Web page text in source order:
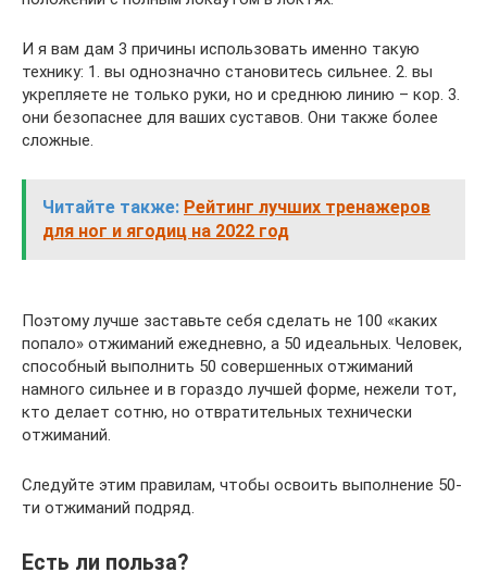
И я вам дам 3 причины использовать именно такую
технику: 1. вы однозначно становитесь сильнее. 2. вы
укрепляете не только руки, но и среднюю линию – кор. 3.
они безопаснее для ваших суставов. Они также более
сложные.
Читайте также: Рейтинг лучших тренажеров
для ног и ягодиц на 2022 год
Поэтому лучше заставьте себя сделать не 100 «каких
попало» отжиманий ежедневно, а 50 идеальных. Человек,
способный выполнить 50 совершенных отжиманий
намного сильнее и в гораздо лучшей форме, нежели тот,
кто делает сотню, но отвратительных технически
отжиманий.
Следуйте этим правилам, чтобы освоить выполнение 50-
ти отжиманий подряд.
Есть ли польза?